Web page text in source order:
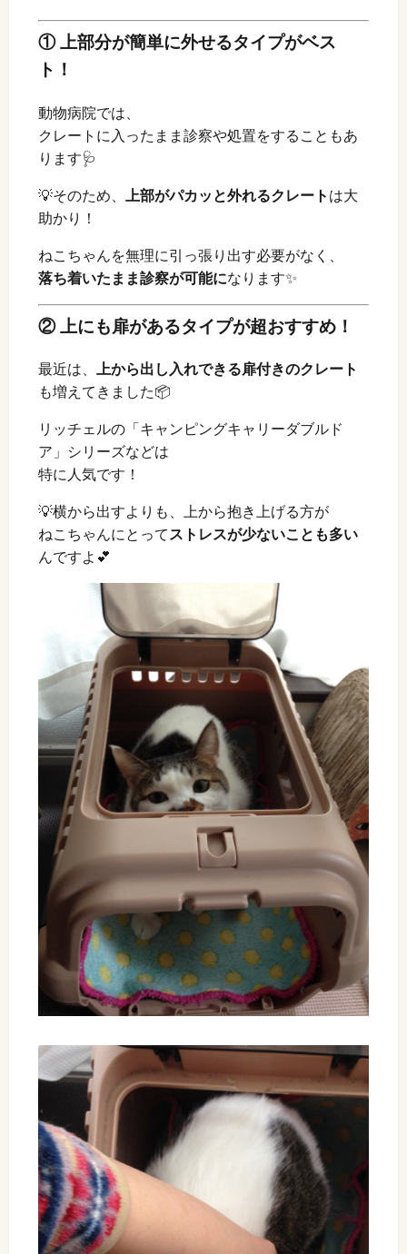
① 上部分が簡単に外せるタイプがベス
ト！
動物病院では、
クレートに入ったまま診察や処置をすることもあ
ります🩺
💡そのため、 上部がパカッと外れるクレート は大
助かり！
ねこちゃんを無理に引っ張り出す必要がなく、
落ち着いたまま診察が可能になります✨
② 上にも扉があるタイプが超おすすめ！
最近は、
上から出し入れできる扉付きのクレート
も増えてきました📦
リッチェルの「キャンピングキャリーダブルド
ア」シリーズなどは
特に人気です！
💡横から出すよりも、上から抱き上げる方が
ねこちゃんにとって ストレスが少ないことも多い
んですよ💕